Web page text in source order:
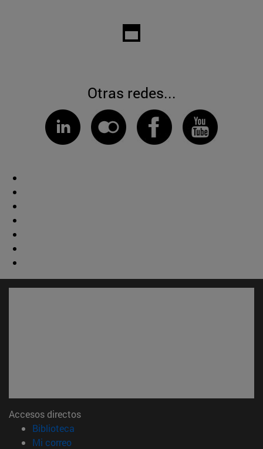
Otras redes...
Accesos directos
Biblioteca
Mi correo(abre en nueva ventana)